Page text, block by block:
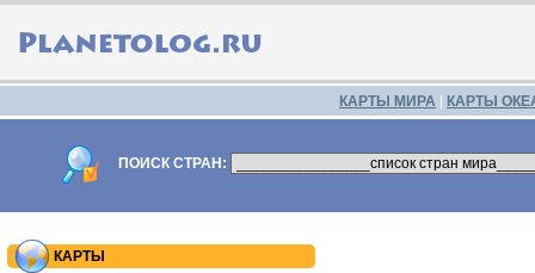
КАРТЫ МИРА КАРТЫ
ПОИСК СТРАН:
КАРТЫ